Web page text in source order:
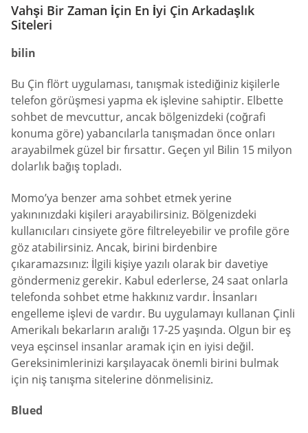
Vahşi Bir Zaman İçin En İyi Çin Arkadaşlık
Siteleri
bilin
Bu Çin flört uygulaması, tanışmak istediğiniz kişilerle
telefon görüşmesi yapma ek işlevine sahiptir. Elbette
sohbet de mevcuttur, ancak bölgenizdeki (coğrafi
konuma göre) yabancılarla tanışmadan önce onları
arayabilmek güzel bir fırsattır. Geçen yıl Bilin 15 milyon
dolarlık bağış topladı.
Momo’ya benzer ama sohbet etmek yerine
yakınınızdaki kişileri arayabilirsiniz. Bölgenizdeki
kullanıcıları cinsiyete göre filtreleyebilir ve profile göre
göz atabilirsiniz. Ancak, birini birdenbire
çıkaramazsınız: İlgili kişiye yazılı olarak bir davetiye
göndermeniz gerekir. Kabul ederlerse, 24 saat onlarla
telefonda sohbet etme hakkınız vardır. İnsanları
engelleme işlevi de vardır. Bu uygulamayı kullanan Çinli
Amerikalı bekarların aralığı 17-25 yaşında. Olgun bir eş
veya eşcinsel insanlar aramak için en iyisi değil.
Gereksinimlerinizi karşılayacak önemli birini bulmak
için niş tanışma sitelerine dönmelisiniz.
Blued